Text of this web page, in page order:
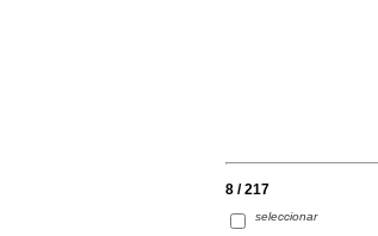
8 / 217
seleccionar